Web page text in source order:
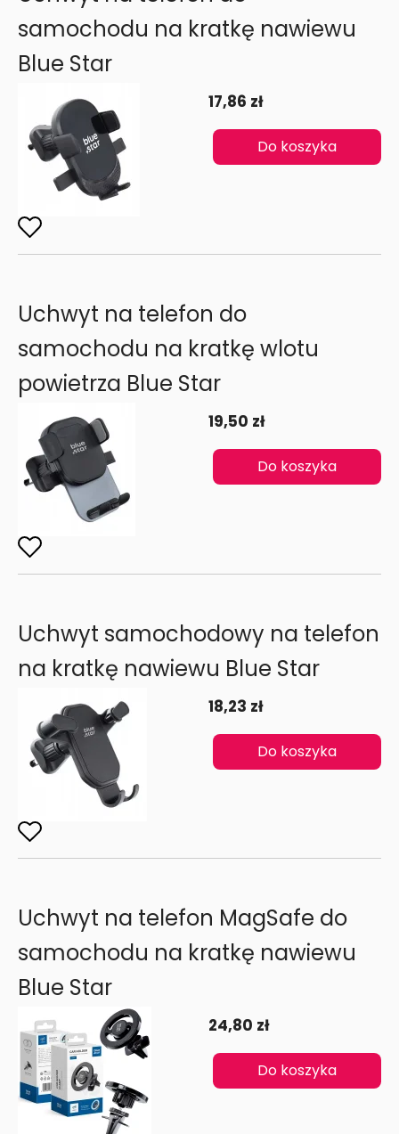
samochodu na kratkę nawiewu
Blue Star
17,86 zł
Do koszyka
Uchwyt na telefon do
samochodu na kratkę wlotu
powietrza Blue Star
19,50 zł
Do koszyka
Uchwyt samochodowy na telefon
na kratkę nawiewu Blue Star
18,23 zł
Do koszyka
Uchwyt na telefon MagSafe do
samochodu na kratkę nawiewu
Blue Star
24,80 zł
Do koszyka